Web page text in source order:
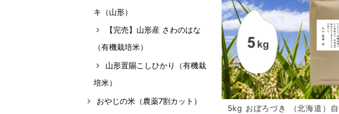
キ（山形）
【完売】山形産 さわのはな
（有機栽培米）
山形置賜こしひかり（有機栽
培米）
おやじの米（農薬7割カット）
5kg おぼろづき （北海道）